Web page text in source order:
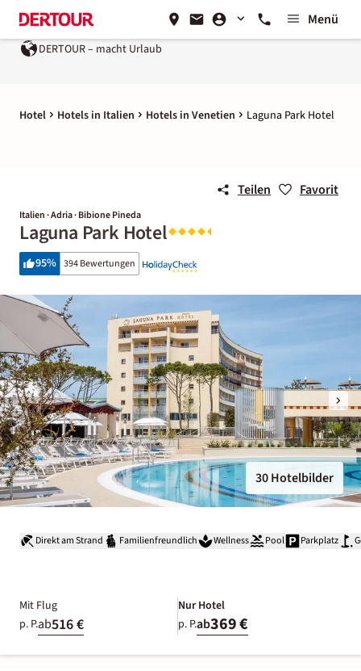
Menü
– macht Urlaub Ein Unternehmen der
Hotel Hotels in Italien Hotels in Venetien Laguna Park Hotel
Teilen Favorit
Italien · Adria · Bibione Pineda
Laguna Park Hotel
95% 394 Bewertungen
30 Hotelbilder
Direkt am Strand Familienfreundlich Wellness Pool Parkplatz
Mit Flug
p. P.ab516 €
Nur Hotel
p. P.ab369 €